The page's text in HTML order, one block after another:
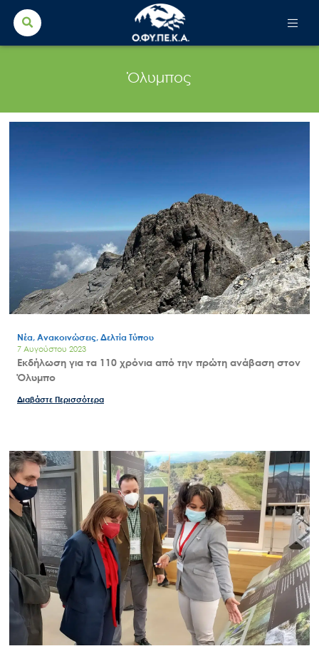
Search
for:
Όλυμπος
Νέα, Ανακοινώσεις, Δελτία Τύπου
7 Αυγούστου 2023
Εκδήλωση για τα 110 χρόνια από την πρώτη ανάβαση στον
Όλυμπο
Διαβάστε Περισσότερα